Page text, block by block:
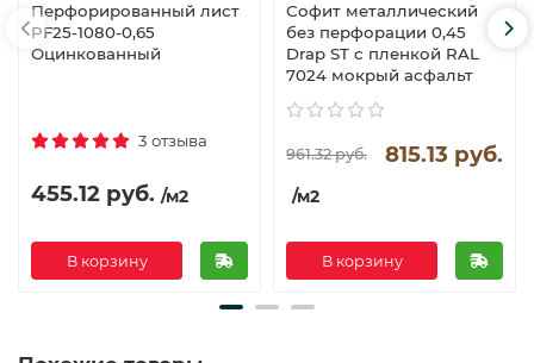
Перфорированный лист
PF25-1080-0,65
Оцинкованный
3 отзыва
455.12 руб. /м2
В корзину
Софит металлический
без перфорации 0,45
Drap ST с пленкой RAL
7024 мокрый асфальт
961.32 руб. 815.13 руб.
/м2
В корзину